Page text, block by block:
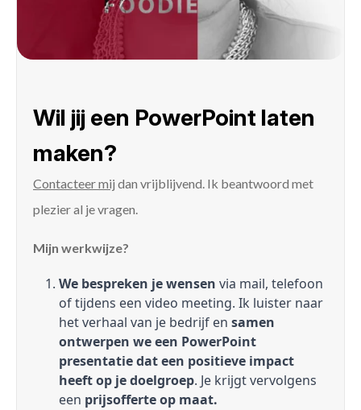
Wil jij een PowerPoint laten
maken?
Contacteer mij dan vrijblijvend. Ik beantwoord met
plezier al je vragen.
Mijn werkwijze?
We bespreken je wensen via mail, telefoon
of tijdens een video meeting. Ik luister naar
het verhaal van je bedrijf en samen
ontwerpen we een PowerPoint
presentatie dat een positieve impact
heeft op je doelgroep. Je krijgt vervolgens
een prijsofferte op maat.